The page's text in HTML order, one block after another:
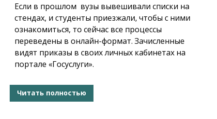
Если в прошлом вузы вывешивали списки на
стендах, и студенты приезжали, чтобы с ними
ознакомиться, то сейчас все процессы
переведены в онлайн-формат. Зачисленные
видят приказы в своих личных кабинетах на
портале «Госуслуги».
Читать полностью